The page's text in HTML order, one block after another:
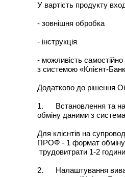
У вартість продукту
- зовнішня обробка
- інструкція
- можливість
з системою «Клієнт-
Додатково до рішення
1. Встановлення та
обміну даними з
Для клієнтів на
ПРОФ - 1 формат
трудовитрати 1-2
2. Налаштування